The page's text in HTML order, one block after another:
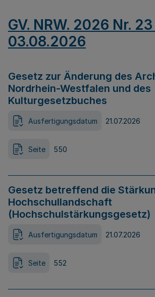
GV. NRW. 2026 Nr.
03.08.2026
Gesetz zur Änderung des
Nordrhein-Westfalen und des
Kulturgesetzbuches
Ausfertigungsdatum 21.07.2026
Seite 550
Gesetz betreffend die
Hochschullandschaft
(Hochschulstärkungsgesetz)
Ausfertigungsdatum 21.07.2026
Seite 552